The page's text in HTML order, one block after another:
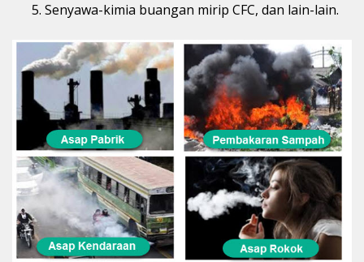
Senyawa-kimia buangan mirip CFC, dan lain-lain.